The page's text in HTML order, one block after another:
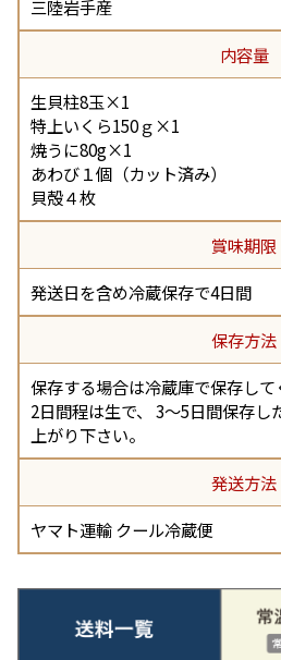
三陸岩手産
内容量
生貝柱8玉×1
特上いくら150ｇ×1
焼うに80g×1
あわび１個（カット済み）
貝殻４枚
賞味期限
発送日を含め冷蔵保存で4日間
保存方法
保存する場合は冷蔵庫で保存して
2日間程は生で、 3～5日間保存し
上がり下さい。
発送方法
ヤマト運輸 クール冷蔵便